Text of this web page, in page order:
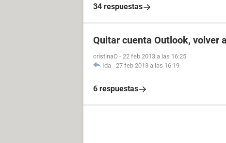
34 respuestas
Quitar cuenta Outlook, volver
cristinaO - 22 feb 2013 a las 16:25
Ida - 27 feb 2013 a las 16:19
6 respuestas